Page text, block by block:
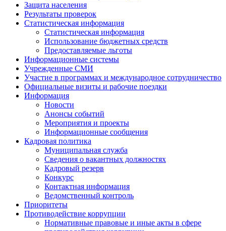
Защита населения
Результаты проверок
Статистическая информация
Статистическая информация
Использование бюджетных средств
Предоставляемые льготы
Информационные системы
Учрежденные СМИ
Участие в программах и международное сотрудничество
Официальные визиты и рабочие поездки
Информация
Новости
Анонсы событий
Мероприятия и проекты
Информационные сообщения
Кадровая политика
Муниципальная служба
Сведения о вакантных должностях
Кадровый резерв
Конкурс
Контактная информация
Ведомственный контроль
Приоритеты
Противодействие коррупции
Нормативные правовые и иные акты в сфере